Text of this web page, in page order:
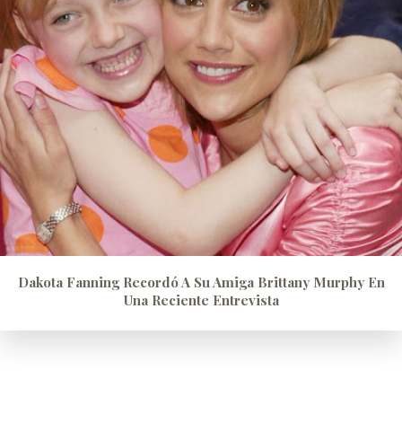
Dakota Fanning Recordó A Su Amiga Brittany Murphy En
Una Reciente Entrevista